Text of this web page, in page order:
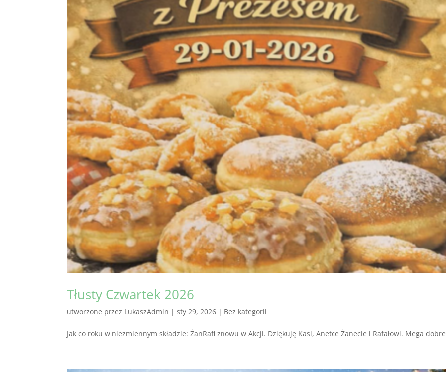
Tłusty Czwartek 2026
utworzone przez LukaszAdmin |sty 29, 2026 | Bez kategorii
Jak co roku w niezmiennym składzie: ŻanRafi znowu w Akcji. Dziękuję Kasi, Anetce Żanecie i Rafałowi. Mega